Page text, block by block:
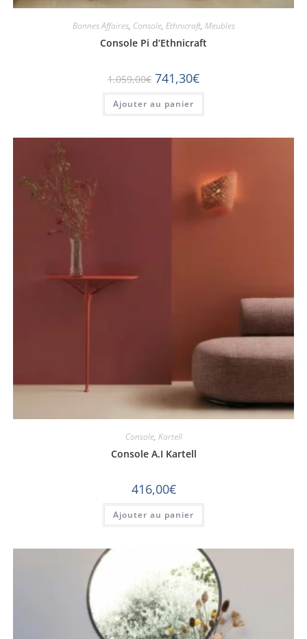
Bonnes Affaires, Console, Ethnicraft, Meubles
Console Pi d’Ethnicraft
1.059,00€ 741,30€
Ajouter au panier
Console, Kartell
Console A.I Kartell
416,00€
Ajouter au panier